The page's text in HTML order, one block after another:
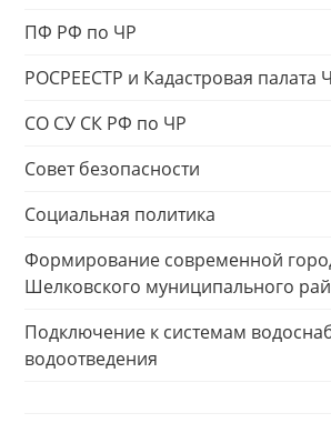
ПФ РФ по ЧР
РОСРЕЕСТР и Кадастровая палата
СО СУ СК РФ по ЧР
Совет безопасности
Социальная политика
Формирование современной
Шелковского муниципального
Подключение к системам
водоотведения